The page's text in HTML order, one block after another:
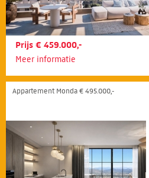
Prijs € 459.000,-
Meer informatie
Appartement Monda € 495.000,-